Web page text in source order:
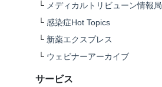
└ メディカルトリビューン情報局
└ 感染症Hot Topics
└ 新薬エクスプレス
└ ウェビナーアーカイブ
サービス